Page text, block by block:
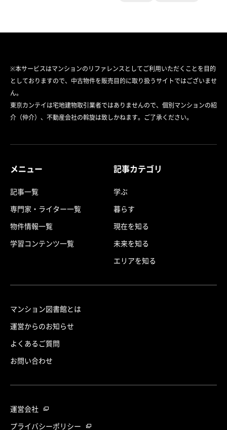
※本サービスはマンションのリファレンスとしてご利用いただくことを目的
としておりますので、中古物件を販売目的に取り扱うサイトではございませ
ん。
東京カンテイは宅地建物取引業者ではありませんので、個別マンションの紹
介（仲介）、不動産会社の斡旋は致しかねます。ご了承ください。
メニュー
記事一覧
専門家・ライター一覧
物件情報一覧
学習コンテンツ一覧
記事カテゴリ
学ぶ
暮らす
現在を知る
未来を知る
エリアを知る
マンション図書館とは
運営からのお知らせ
よくあるご質問
お問い合わせ
運営会社
プライバシーポリシー